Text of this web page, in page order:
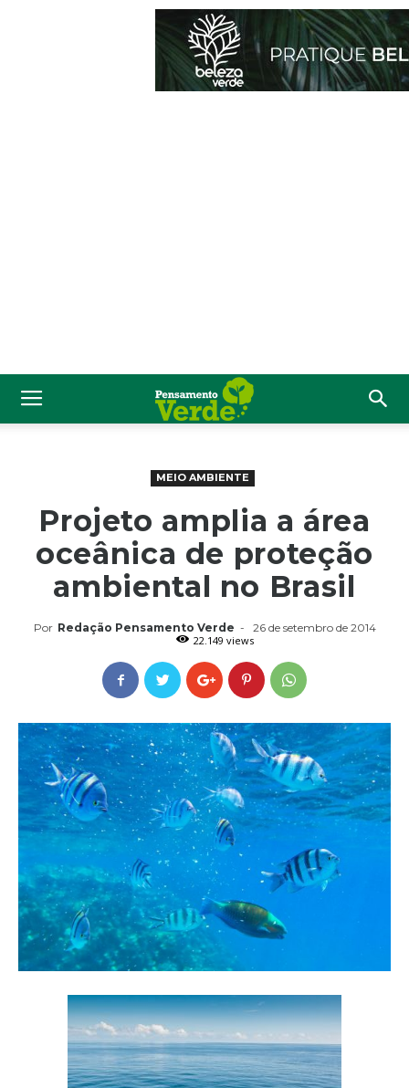
MEIO AMBIENTE
Projeto amplia a área
oceânica de proteção
ambiental no Brasil
Por Redação Pensamento Verde -
26 de setembro de 2014
22.149 views